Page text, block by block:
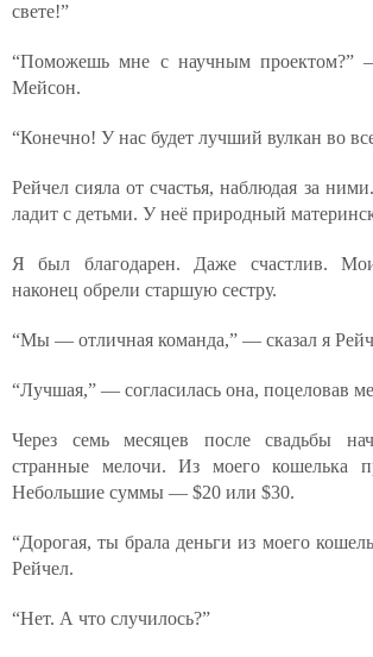
свете!”
“Поможешь мне с научным проектом?”
Мейсон.
“Конечно! У нас будет лучший вулкан во
Рейчел сияла от счастья, наблюдая за
ладит с детьми. У неё природный
Я был благодарен. Даже счастлив.
наконец обрели старшую сестру.
“Мы — отличная команда,” — сказал я
“Лучшая,” — согласилась она, поцеловав
Через семь месяцев после свадьбы
странные мелочи. Из моего кошелька
Небольшие суммы — $20 или $30.
“Дорогая, ты брала деньги из моего
Рейчел.
“Нет. А что случилось?”